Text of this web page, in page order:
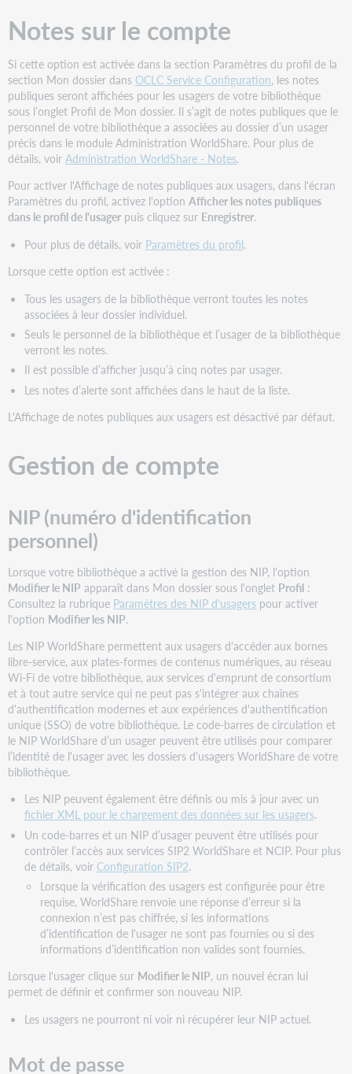
Adresse
Notes sur le compte
Si cette option est activée dans la section Paramètres du profil de la
section Mon dossier dansOCLC Service Configuration, les notes
publiques seront affichées pour les usagers de votre bibliothèque
sous l’onglet Profil de Mon dossier. Il s’agit de notes publiques que le
personnel de votre bibliothèque a associées au dossier d’un usager
précis dans le module Administration WorldShare. Pour plus de
détails, voirAdministration WorldShare - Notes.
Pour activer l'Affichage de notes publiques aux usagers, dans l'écran
Paramètres du profil, activez l'optionAfficher les notes publiques
dans le profil de l'usager puis cliquez sur Enregistrer.
Pour plus de détails, voir Paramètres du profil.
Lorsque cette option est activée :
Tous les usagers de la bibliothèque verront toutes les notes
associées à leur dossier individuel.
Seuls le personnel de la bibliothèque et l’usager de la bibliothèque
verront les notes.
Il est possible d’afficher jusqu’à cinq notes par usager.
Les notes d’alerte sont affichées dans le haut de la liste.
L'Affichage de notes publiques aux usagers est désactivé par défaut.
Gestion de compte
NIP (numéro d'identification
personnel)
Lorsque votre bibliothèque a activé la gestion des NIP, l'option
Modifier le NIP apparaît dans Mon dossier sous l'onglet Profil :
Consultez la rubrique Paramètres des NIP d'usagers pour activer
l'option Modifier les NIP.
Les NIP WorldShare permettent aux usagers d'accéder aux bornes
libre-service, aux plates-formes de contenus numériques, au réseau
Wi-Fi de votre bibliothèque, aux services d'emprunt de consortium
et à tout autre service qui ne peut pas s'intégrer aux chaînes
d'authentification modernes et aux expériences d'authentification
unique (SSO) de votre bibliothèque. Le code-barres de circulation et
le NIP WorldShare d’un usager peuvent être utilisés pour comparer
l’identité de l'usager avec les dossiers d'usagers WorldShare de votre
bibliothèque.
Les NIP peuvent également être définis ou mis à jour avec un
fichier XML pour le chargement des données sur les usagers.
Un code-barres et un NIP d’usager peuvent être utilisés pour
contrôler l’accès aux services SIP2 WorldShare et NCIP. Pour plus
de détails, voir Configuration SIP2.
Lorsque la vérification des usagers est configurée pour être
requise, WorldShare renvoie une réponse d’erreur si la
connexion n’est pas chiffrée, si les informations
d’identification de l'usager ne sont pas fournies ou si des
informations d’identification non valides sont fournies.
Lorsque l'usager clique sur Modifier le NIP, un nouvel écran lui
permet de définir et confirmer son nouveau NIP.
Les usagers ne pourront ni voir ni récupérer leur NIP actuel.
Mot de passe